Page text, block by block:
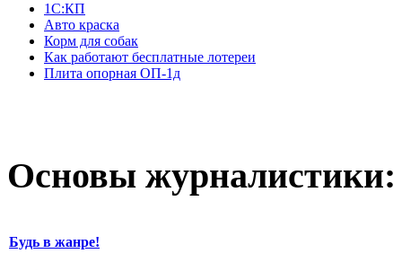
1С:КП
Авто краска
Корм для собак
Как работают бесплатные лотереи
Плита опорная ОП-1д
Основы журналистики:
Будь в жанре!